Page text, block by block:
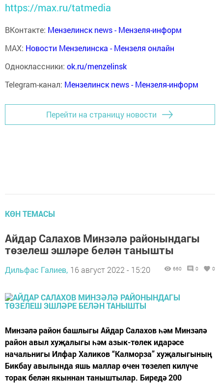
https://max.ru/tatmedia
ВКонтакте: Мензелинск news - Мензеля-информ
MAX: Новости Мензелинска - Мензеля онлайн
Одноклассники: ok.ru/menzelinsk
Telegram-канал: Мензелинск news - Мензеля-информ
Перейти на страницу новости
КӨН ТЕМАСЫ
Айдар Салахов Минзәлә районындагы
төзелеш эшләре белән танышты
Дильфас Галиев, 16 август 2022 - 15:20 660 0 0
Минзәлә район башлыгы Айдар Салахов һәм Минзәлә
район авыл хуҗалыгы һәм азык-төлек идарәсе
начальнигы Илфар Халиков “Калморза” хуҗалыгының
Бикбау авылында яшь маллар өчен төзелеп килүче
торак белән якыннан таныштылар. Биредә 200